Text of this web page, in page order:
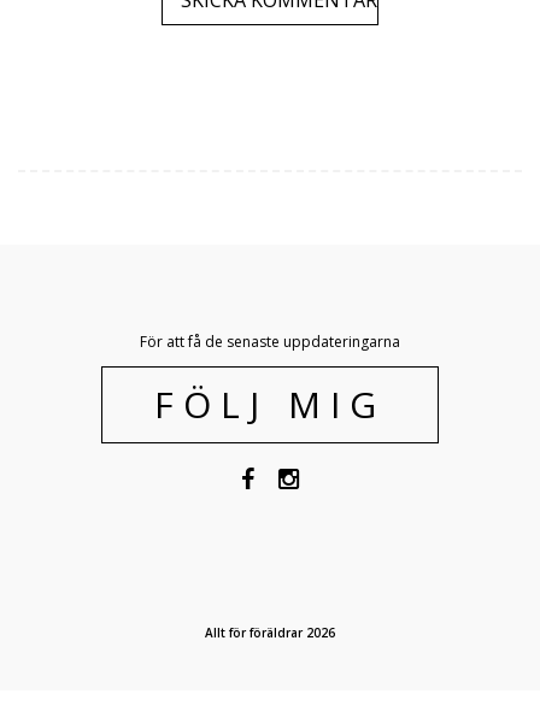
För att få de senaste uppdateringarna
FÖLJ MIG
Allt för föräldrar 2026